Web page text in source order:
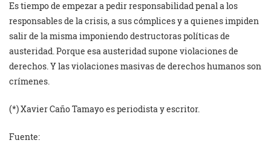
Es tiempo de empezar a pedir responsabilidad penal a los
responsables de la crisis, a sus cómplices y a quienes impiden
salir de la misma imponiendo destructoras políticas de
austeridad. Porque esa austeridad supone violaciones de
derechos. Y las violaciones masivas de derechos humanos son
crímenes.
(*) Xavier Caño Tamayo es periodista y escritor.
Fuente: